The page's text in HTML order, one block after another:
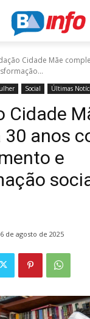
Cidade Mãe
Social Últimas
Cidade
anos
e
de agosto de 2025